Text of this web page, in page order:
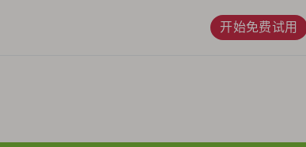
开始免费试用